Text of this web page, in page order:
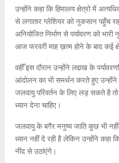
उन्होंने कहा कि हिमालय क्षेत्रो में
से लगातार ग्लेशियर को नुकसान पहुँच
अनियोजित निर्माण से पर्यावरण को
आज फरवरी माह ख़त्म होने के बाद कई
वहीँ इस दौरान उन्होंने लद्दाख के
आंदोलन का भी समर्थन करते हुए
जलवायु परिवर्तन के लिए लड़ सकते है
ध्यान देना चाहिए।
जलवायु के बगैर मनुष्य जाति कुछ भी
ध्यान नहीं दे रही है लेकिन उन्होंने कहा
नींद से उठांएंगे।